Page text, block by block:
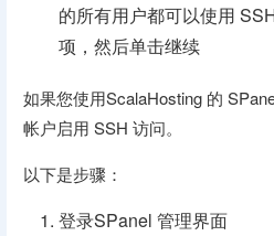
的所有用户都可以使用
项，然后单击继续
如果您使用ScalaHosting 的
帐户启用 SSH 访问。
以下是步骤：
登录SPanel 管理界面